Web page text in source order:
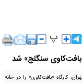
سنگلج» شد
کارگاه «بافت‌کاوی» را در خانه